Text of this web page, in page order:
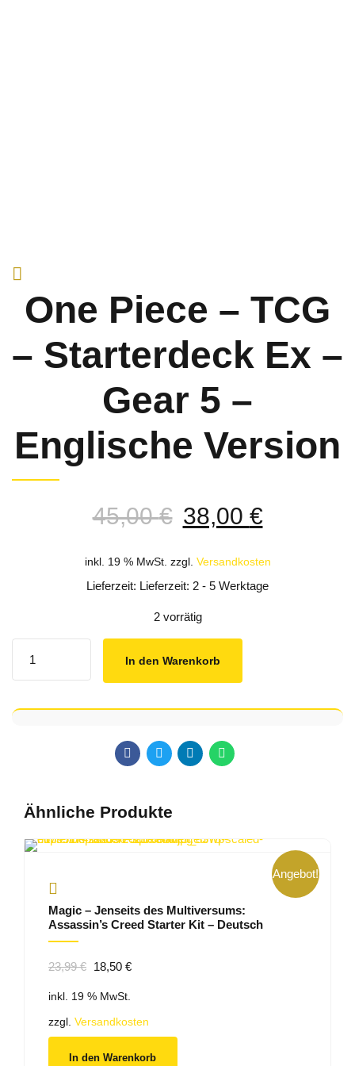
One Piece – TCG
– Starterdeck Ex –
Gear 5 –
Englische Version
45,00€ Ursprünglicher
war:
45,00 €
38,00 €Aktueller
ist:
38,00 €.
inkl. 19 % MwSt. zzgl. Versandkosten
Lieferzeit: Lieferzeit: 2 - 5 Werktage
2 vorrätig
In den Warenkorb
Ähnliche Produkte
Angebot!
Magic – Jenseits des Multiversums:
Assassin’s Creed Starter Kit – Deutsch
23,99€ Ursprünglicher
war:
23,99 €
18,50 €Aktueller
18,50 €.
inkl. 19 % MwSt.
zzgl. Versandkosten
In den Warenkorb